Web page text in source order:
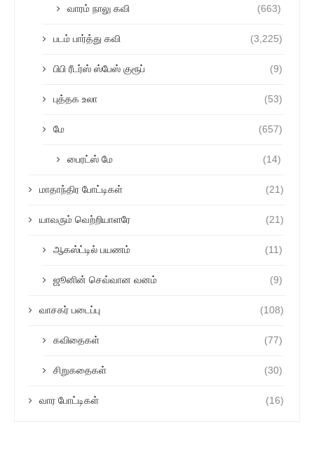
வாரம் நாலு கவி (663)
படம் பார்த்து கவி (3,225)
பிபி ரீடர்ஸ் ஸ்பேஸ் குரூப் (9)
புத்தக உலா (53)
மே (657)
பைரட்ஸ் மே (14)
மாதாந்திர போட்டிகள் (21)
யாவரும் வெற்றியாளரே (21)
ஆகஸ்ட்டில் பயணம் (11)
ஜூனின் செவ்வான வனம் (9)
வாசகர் படைப்பு (108)
கவிதைகள் (77)
சிறுகதைகள் (30)
வார போட்டிகள் (16)